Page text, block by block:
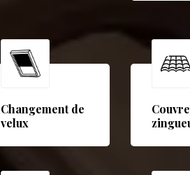
Changement de
velux